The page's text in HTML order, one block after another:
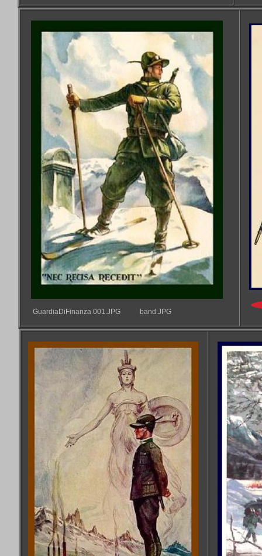
GuardiaDiFinanza 001.JPG band.JPG